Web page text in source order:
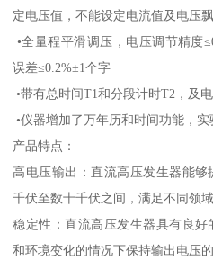
定电压值，不能设定电流值及电压
•全量程平滑调压，电压调节精度
误差≤0.2%±1个字
•带有总时间T1和分段计时T2，及
•仪器增加了万年历和时间功能，实
产品特点：
高电压输出：直流高压发生器能
千伏至数十千伏之间，满足不同领域
稳定性：直流高压发生器具有良
和环境变化的情况下保持输出电压的